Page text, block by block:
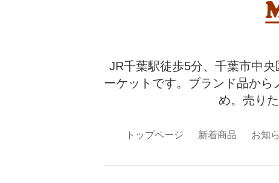
JR千葉駅徒歩5分、千葉市中
ーケットです。ブランド品か
め。売り
トップページ 新着商品 お知